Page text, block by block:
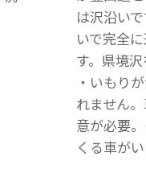
は沢沿い
いで完全
す。県境
・いもり
れません
意が必要
くる車がい